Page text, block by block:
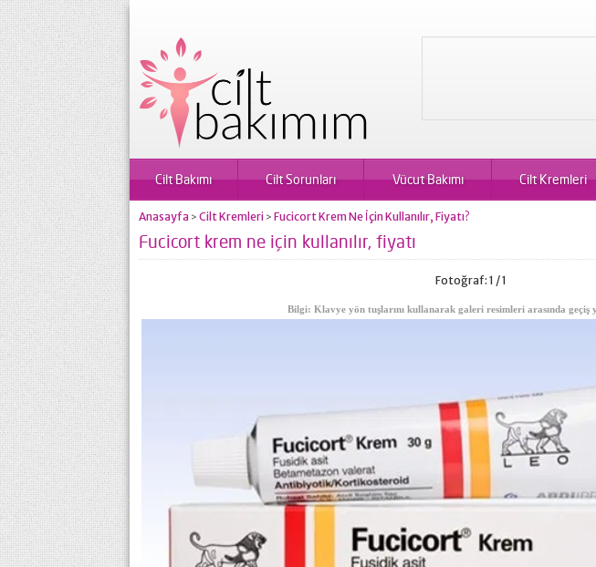
Cilt Bakımı Cilt Sorunları Vücut Bakımı Cilt Kremleri
Anasayfa > Cilt Kremleri > Fucicort Krem Ne İçin Kullanılır, Fiyatı?
Fucicort krem ne için kullanılır, fiyatı
Fotoğraf: 1 / 1
Bilgi: Klavye yön tuşlarını kullanarak galeri resimleri arasında geçiş